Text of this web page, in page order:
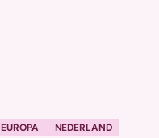
EUROPA NEDERLAND